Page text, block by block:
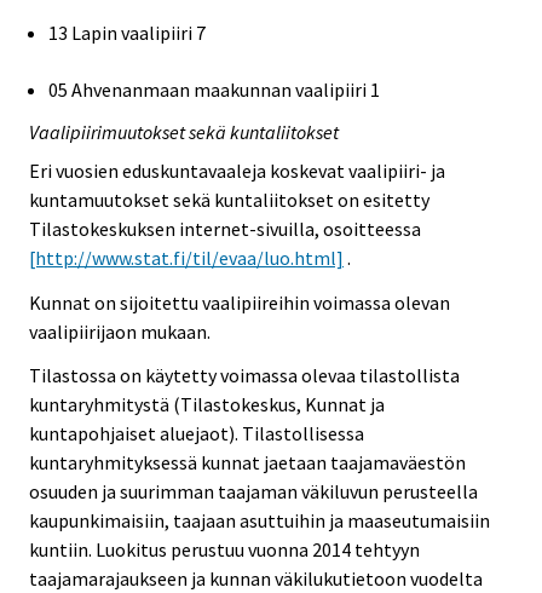
13 Lapin vaalipiiri 7
05 Ahvenanmaan maakunnan vaalipiiri 1
Vaalipiirimuutokset sekä kuntaliitokset
Eri vuosien eduskuntavaaleja koskevat vaalipiiri- ja
kuntamuutokset sekä kuntaliitokset on esitetty
Tilastokeskuksen internet-sivuilla, osoitteessa
[http://www.stat.fi/til/evaa/luo.html] .
Kunnat on sijoitettu vaalipiireihin voimassa olevan
vaalipiirijaon mukaan.
Tilastossa on käytetty voimassa olevaa tilastollista
kuntaryhmitystä (Tilastokeskus, Kunnat ja
kuntapohjaiset aluejaot). Tilastollisessa
kuntaryhmityksessä kunnat jaetaan taajamaväestön
osuuden ja suurimman taajaman väkiluvun perusteella
kaupunkimaisiin, taajaan asuttuihin ja maaseutumaisiin
kuntiin. Luokitus perustuu vuonna 2014 tehtyyn
taajamarajaukseen ja kunnan väkilukutietoon vuodelta